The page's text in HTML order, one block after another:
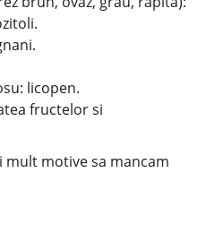
licopen.
fructelor si
mult motive sa mancam